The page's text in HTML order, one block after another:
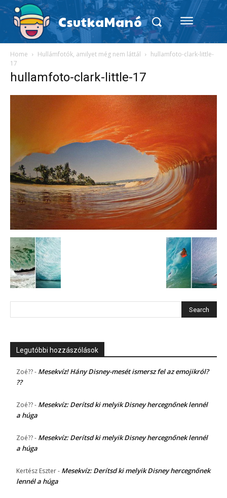
CsutkaManó
Home Hullámfotók, amilyet még nem láttál
hullamfoto-clark-little-
17
hullamfoto-clark-little-17
Legutóbbi hozzászólások
Zoé??- Mesekvíz! Hány Disney-mesét ismersz fel az emojikról?
??
Zoé??- Mesekvíz: Derítsd ki melyik Disney hercegnőnek lennél
a húga
Zoé??- Mesekvíz: Derítsd ki melyik Disney hercegnőnek lennél
a húga
Kertész Eszter- Mesekvíz: Derítsd ki melyik Disney hercegnőnek
lennél a húga